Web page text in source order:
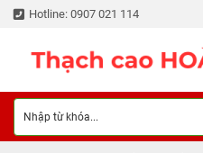
Hotline: 0907 021 114